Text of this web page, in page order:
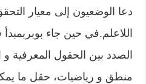
دعا الوضعيون إلى معيار
اللاعلم.في حين جاء بوبربمبدأ
منطق و رياضيات، حقل ما